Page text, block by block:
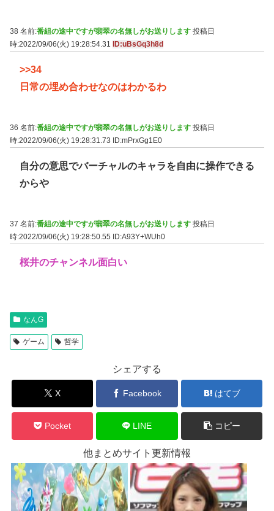
38 名前:番組の途中ですが翡翠の名無しがお送りします 投稿日
時:2022/09/06(火) 19:28:54.31
ID:uBsGq3h8d
>>34
日常の埋め合わせなのはわかるわ
36 名前:番組の途中ですが翡翠の名無しがお送りします 投稿日
時:2022/09/06(火) 19:28:31.73
ID:mPrxGg1E0
自分の意思でバーチャルのキャラを自由に操作できる
からや
37 名前:番組の途中ですが翡翠の名無しがお送りします 投稿日
時:2022/09/06(火) 19:28:50.55 ID:A93Y+WUh0
桜井のチャンネル面白い
なんG
ゲーム 哲学
シェアする
X Facebook はてブ
Pocket LINE コピー
他まとめサイト更新情報